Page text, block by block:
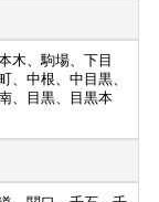
木、駒場、下目
、中根、中目黒、
、目黒、目黒本